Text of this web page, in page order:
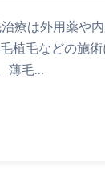
療は外用薬や
植毛などの施
薄毛…